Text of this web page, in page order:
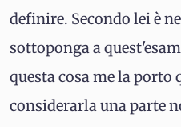
definire. Secondo lei è
sottoponga a
questa cosa me la porto
considerarla una parte